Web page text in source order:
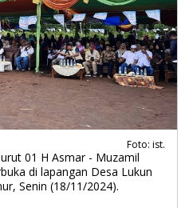
Foto: ist.
01 H Asmar - Muzamil
di lapangan Desa Lukun
Senin (18/11/2024).